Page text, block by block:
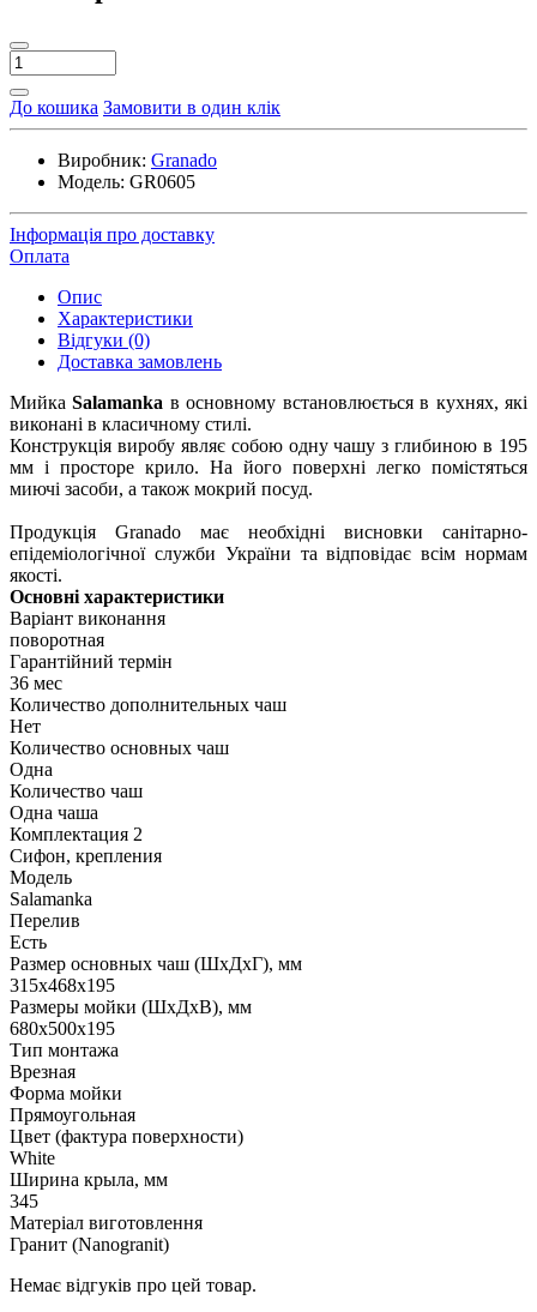
До кошика Замовити в один клік
Виробник: Granado
Модель: GR0605
Інформація про доставку
Оплата
Опис
Характеристики
Відгуки (0)
Доставка замовлень
МийкаSalamanka в основному встановлюється в кухнях, які
виконані в класичному стилі.
Конструкція виробу являє собою одну чашу з глибиною в 195
мм і просторе крило. На його поверхні легко помістяться
миючі засоби, а також мокрий посуд.
Продукція Granado має необхідні висновки санітарно-
епідеміологічної служби України та відповідає всім нормам
якості.
Основні характеристики
Варіант виконання
поворотная
Гарантійний термін
36 мес
Количество дополнительных чаш
Нет
Количество основных чаш
Одна
Количество чаш
Одна чаша
Комплектация 2
Сифон, крепления
Модель
Salamanka
Перелив
Есть
Размер основных чаш (ШхДхГ), мм
315х468х195
Размеры мойки (ШхДхВ), мм
680х500х195
Тип монтажа
Врезная
Форма мойки
Прямоугольная
Цвет (фактура поверхности)
White
Ширина крыла, мм
345
Матеріал виготовлення
Гранит (Nanogranit)
Немає відгуків про цей товар.